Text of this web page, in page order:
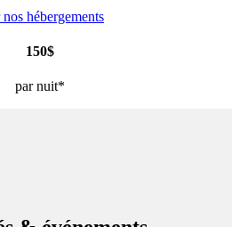
hébergements
150$
par nuit*